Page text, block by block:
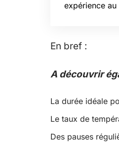
expérience au
En bref :
A découvrir
La durée idéale
Le taux de
Des pauses